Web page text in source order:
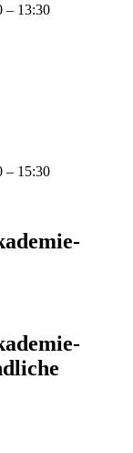
– 13:30
– 15:30